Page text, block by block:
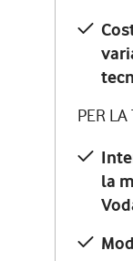
PER LA
la